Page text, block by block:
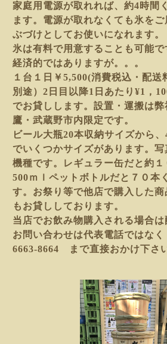
家庭用電源が取れれば、約4時間
ます。電源が取れなくても氷を
ぶづけとしてお使いになれます。
氷は有料で用意することも可能
経済的ではありますが。。。
１台１日￥5,500(消費税込・
別途）2日目以降1日あたり¥1，
でお貸しします。設置・運搬は
鷹・武蔵野市内限定です。
ビール大瓶20本収納サイズから
でいくつかサイズがあります。
機種です。レギュラー缶だと約１
500ｍｌペットボトルだと７０本
す。お祭り等で他店で購入した
もお貸ししております。
当店でお飲み物購入される場合は
お問い合わせは代表電話ではな
6663-8664 まで直接おかけ下さ